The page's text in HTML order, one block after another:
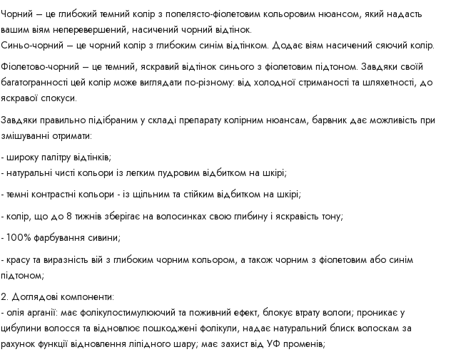
Чорний – це глибокий темний колір з попелясто-фіолетовим кольоровим нюансом, який надасть
вашим віям неперевершений, насичений чорний відтінок.
Синьо-чорний – це чорний колір з глибоким синім відтінком. Додає віям насичений сяючий колір.
Фіолетово-чорний – це темний, яскравий відтінок синього з фіолетовим підтоном. Завдяки своїй
багатогранності цей колір може виглядати по-різному: від холодної стриманості та шляхетності, до
яскравої спокуси.
Завдяки правильно підібраним у складі препарату колірним нюансам, барвник дає можливість при
змішуванні отримати:
- широку палітру відтінків;
- натуральні чисті кольори із легким пудровим відбитком на шкірі;
- темні контрастні кольори - із щільним та стійким відбитком на шкірі;
- колір, що до 8 тижнів зберігає на волосинках свою глибину і яскравість тону;
- 100% фарбування сивини;
- красу та виразність вій з глибоким чорним кольором, а також чорним з фіолетовим або синім
підтоном;
2. Доглядові компоненти:
- олія арганії: має фолікулостимулюючий та поживний ефект, блокує втрату вологи; проникає у
цибулини волосся та відновлює пошкоджені фолікули, надає натуральний блиск волоскам за
рахунок функції відновлення ліпідного шару; має захист від УФ променів;